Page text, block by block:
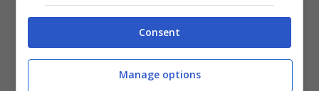
competenze specifiche nel campo dei
, esistono altre vie da
esplorare. Creare uncanale YouTubeo
dedicato alle recensioni e
Consent
Manage options